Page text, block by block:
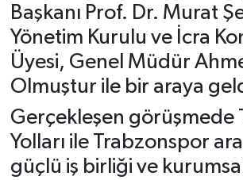
Başkanı Prof. Dr. Murat
Yönetim Kurulu ve İcra
Üyesi, Genel Müdür
Olmuştur ile bir araya
Gerçekleşen görüşmede
Yolları ile Trabzonspor
güçlü iş birliği ve